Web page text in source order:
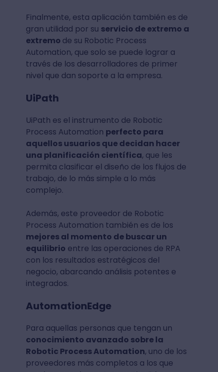
Finalmente, esta aplicación también es de
gran utilidad por su servicio de extremo a
extremo de su Robotic Process
Automation, que solo se puede lograr a
través de los desarrolladores de primer
nivel que dan soporte a la empresa.
UiPath
UiPath es el instrumento de Robotic
Process Automation perfecto para
aquellos usuarios que decidan hacer
una planificación científica, que les
permita clasificar el diseño de los flujos de
trabajo, de lo más simple a lo más
complejo.
Además, este proveedor de Robotic
Process Automation también es de los
mejores al momento de buscar un
equilibrio entre las operaciones de RPA
con los resultados estratégicos del
negocio, abarcando análisis potentes e
integrados.
AutomationEdge
Para aquellas personas que tengan un
conocimiento avanzado sobre la
Robotic Process Automation, uno de los
proveedores más completos a los que